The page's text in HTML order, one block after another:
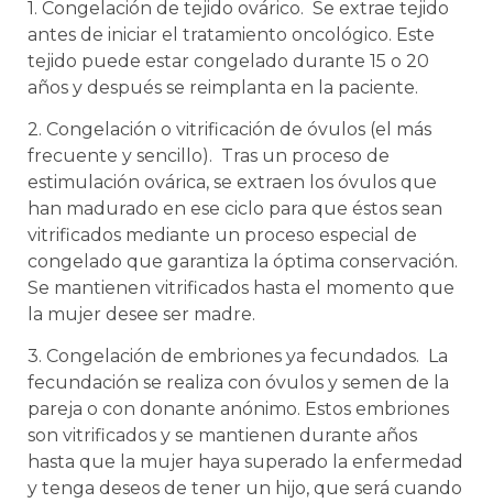
1. Congelación de tejido ovárico. Se extrae tejido
antes de iniciar el tratamiento oncológico. Este
tejido puede estar congelado durante 15 o 20
años y después se reimplanta en la paciente.
2. Congelación o vitrificación de óvulos (el más
frecuente y sencillo). Tras un proceso de
estimulación ovárica, se extraen los óvulos que
han madurado en ese ciclo para que éstos sean
vitrificados mediante un proceso especial de
congelado que garantiza la óptima conservación.
Se mantienen vitrificados hasta el momento que
la mujer desee ser madre.
3. Congelación de embriones ya fecundados. La
fecundación se realiza con óvulos y semen de la
pareja o con donante anónimo. Estos embriones
son vitrificados y se mantienen durante años
hasta que la mujer haya superado la enfermedad
y tenga deseos de tener un hijo, que será cuando